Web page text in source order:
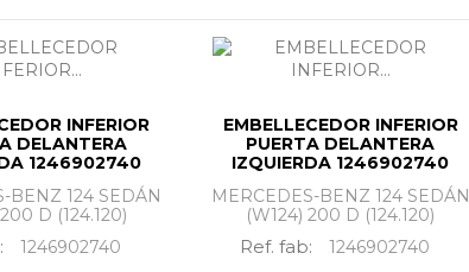
INFERIOR
DELANTERA
1246902740
BENZ 124 SEDÁN
D (124.120)
1246902740
EMBELLECEDOR INFERIOR
PUERTA DELANTERA
IZQUIERDA 1246902740
MERCEDES-BENZ 124 SEDÁN
(W124) 200 D (124.120)
Ref. fab: 1246902740